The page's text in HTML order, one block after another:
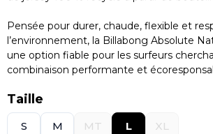
Pensée pour durer, chaude, flexible et
l’environnement, la Billabong Absolute
une option fiable pour les surfeurs
combinaison performante et
Taille
S M MT L XL